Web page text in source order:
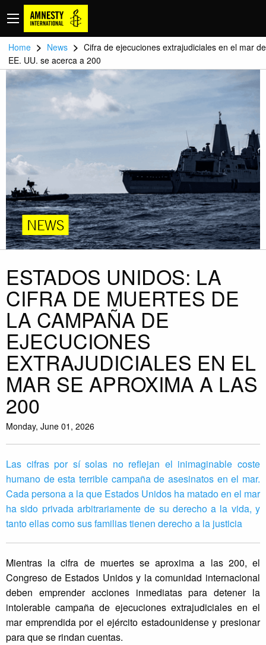
Home > News > Cifra de ejecuciones extrajudiciales en el mar de
EE. UU. se acerca a 200
NEWS
ESTADOS UNIDOS: LA
CIFRA DE MUERTES DE
LA CAMPAÑA DE
EJECUCIONES
EXTRAJUDICIALES EN EL
MAR SE APROXIMA A LAS
200
Monday, June 01, 2026
Las cifras por sí solas no reflejan el inimaginable coste
humano de esta terrible campaña de asesinatos en el mar.
Cada persona a la que Estados Unidos ha matado en el mar
ha sido privada arbitrariamente de su derecho a la vida, y
tanto ellas como sus familias tienen derecho a la justicia
Mientras la cifra de muertes se aproxima a las 200, el
Congreso de Estados Unidos y la comunidad internacional
deben emprender acciones inmediatas para detener la
intolerable campaña de ejecuciones extrajudiciales en el
mar emprendida por el ejército estadounidense y presionar
para que se rindan cuentas.